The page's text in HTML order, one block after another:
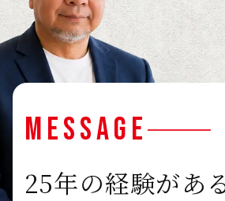
MESSAGE
25年の経験があ